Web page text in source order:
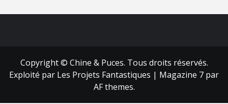
Copyright © Chine & Puces. Tous droits réservés.
Exploité par Les Projets Fantastiques | Magazine 7 par
AF themes.